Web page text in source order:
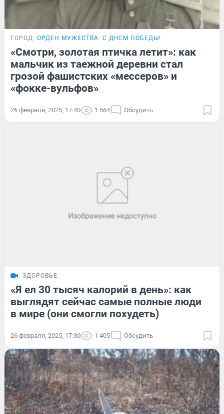
ГОРОД ОРДЕН МУЖЕСТВА С ДНЕМ ПОБЕДЫ!
«Смотри, золотая птичка летит»: как
мальчик из таежной деревни стал
грозой фашистских «мессеров» и
«фокке-вульфов»
26 февраля, 2025, 17:40 1 564 Обсудить
ЗДОРОВЬЕ
«Я ел 30 тысяч калорий в день»: как
выглядят сейчас самые полные люди
в мире (они смогли похудеть)
26 февраля, 2025, 17:30 1 405 Обсудить